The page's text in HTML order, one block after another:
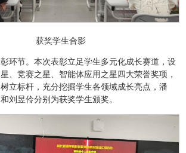
获奖学生合影
环节。本次表彰立足学生多元化成长赛道，设
、竞赛之星、智能体应用之星四大荣誉奖项，
立标杆，充分挖掘学生各领域成长亮点，潘
刘昱伶分别为获奖学生颁奖。